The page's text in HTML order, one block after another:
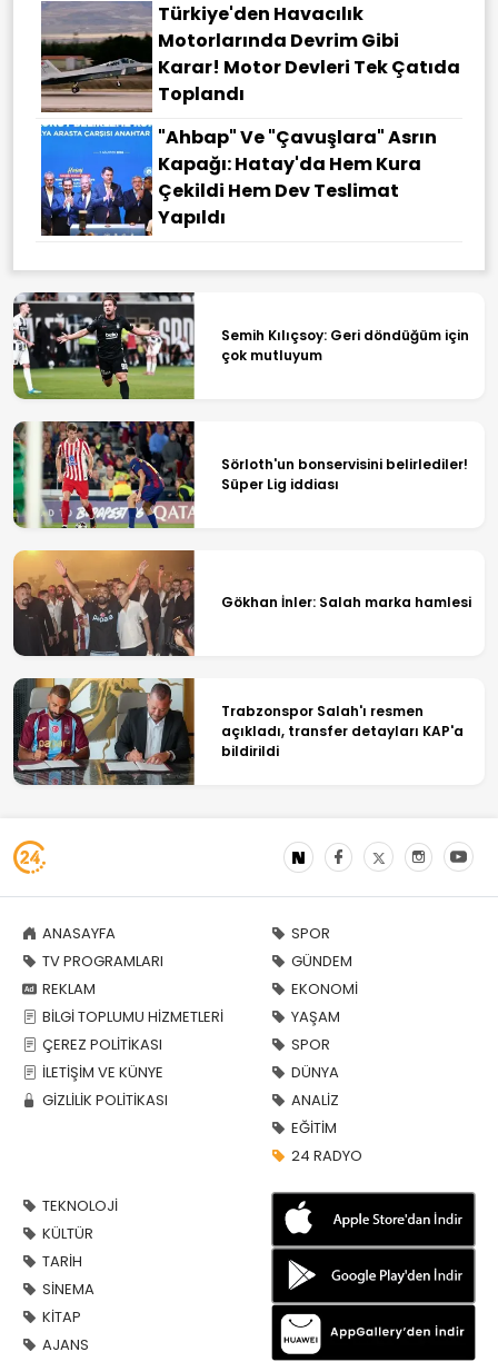
Türkiye'den Havacılık
Motorlarında Devrim Gibi
Karar! Motor Devleri Tek Çatıda
Toplandı
"Ahbap" Ve "çavuşlara" Asrın
Kapağı: Hatay'da Hem Kura
Çekildi Hem Dev Teslimat
Yapıldı
Semih Kılıçsoy: Geri döndüğüm için
çok mutluyum
Sörloth'un bonservisini belirlediler!
Süper Lig iddiası
Gökhan İnler: Salah marka hamlesi
Trabzonspor Salah'ı resmen
açıkladı, transfer detayları KAP'a
bildirildi
ANASAYFA
TV PROGRAMLARI
REKLAM
BİLGİ TOPLUMU HİZMETLERİ
ÇEREZ POLİTİKASI
İLETİŞİM VE KÜNYE
GİZLİLİK POLİTİKASI
SPOR
GÜNDEM
EKONOMİ
YAŞAM
SPOR
DÜNYA
ANALİZ
EĞİTİM
24 RADYO
TEKNOLOJİ
KÜLTÜR
TARİH
SİNEMA
KİTAP
AJANS